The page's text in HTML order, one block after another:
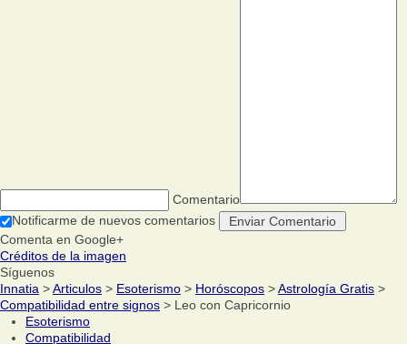
Comentario
Notificarme de nuevos comentarios
Comenta en Google+
Créditos de la imagen
Síguenos
Innatia >Articulos > Esoterismo > Horóscopos >Astrología Gratis >
Compatibilidad entre signos > Leo con Capricornio
Esoterismo
Compatibilidad